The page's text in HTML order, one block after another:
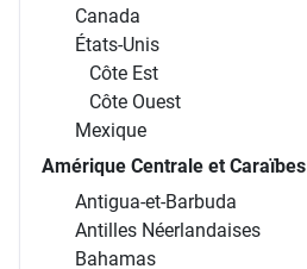
Canada
États-Unis
Côte Est
Côte Ouest
Mexique
Amérique Centrale et Caraïbes
Antigua-et-Barbuda
Antilles Néerlandaises
Bahamas